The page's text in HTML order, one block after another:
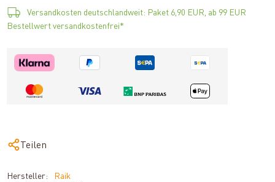
Versandkosten deutschlandweit: Paket 6,90 EUR, ab 99 EUR
Bestellwert versandkostenfrei*
Teilen
Hersteller:
Raik